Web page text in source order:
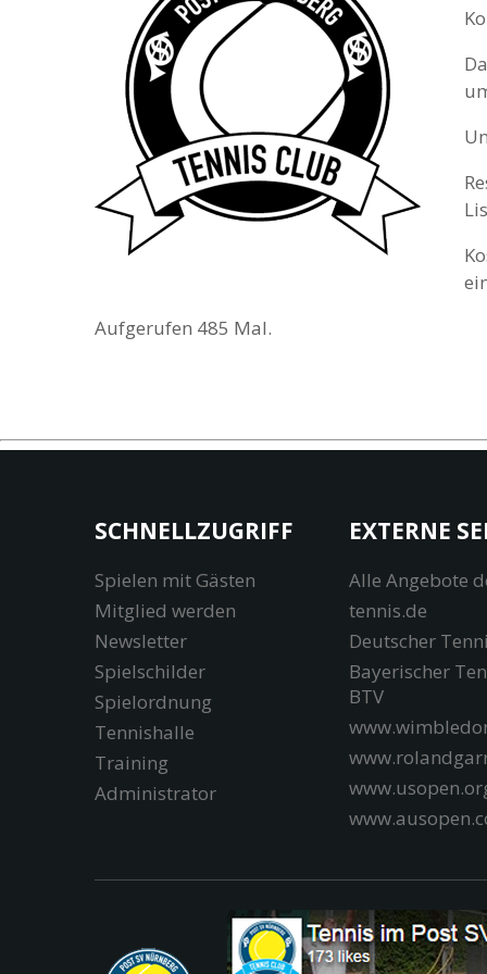
Aufgerufen 485 Mal.
SCHNELLZUGRIFF
Spielen mit Gästen
Mitglied werden
Newsletter
Spielschilder
Spielordnung
Tennishalle
Training
Administrator
EXTERNE
Alle Angebote
tennis.de
Deutscher
Bayerischer
BTV